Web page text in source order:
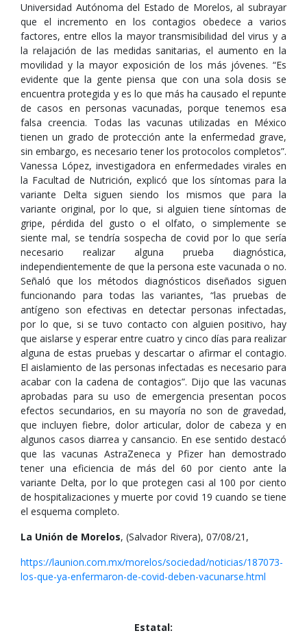
Universidad Autónoma del Estado de Morelos, al subrayar
que el incremento en los contagios obedece a varios
factores, entre ellos la mayor transmisibilidad del virus y a
la relajación de las medidas sanitarias, el aumento en la
movilidad y la mayor exposición de los más jóvenes. “Es
evidente que la gente piensa que con una sola dosis se
encuentra protegida y es lo que más ha causado el repunte
de casos en personas vacunadas, porque tenemos esa
falsa creencia. Todas las vacunas utilizadas en México
tienen un grado de protección ante la enfermedad grave,
sin embargo, es necesario tener los protocolos completos”.
Vanessa López, investigadora en enfermedades virales en
la Facultad de Nutrición, explicó que los síntomas para la
variante Delta siguen siendo los mismos que para la
variante original, por lo que, si alguien tiene síntomas de
gripe, pérdida del gusto o el olfato, o simplemente se
siente mal, se tendría sospecha de covid por lo que sería
necesario realizar alguna prueba diagnóstica,
independientemente de que la persona este vacunada o no.
Señaló que los métodos diagnósticos diseñados siguen
funcionando para todas las variantes, “las pruebas de
antígeno son efectivas en detectar personas infectadas,
por lo que, si se tuvo contacto con alguien positivo, hay
que aislarse y esperar entre cuatro y cinco días para realizar
alguna de estas pruebas y descartar o afirmar el contagio.
El aislamiento de las personas infectadas es necesario para
acabar con la cadena de contagios”. Dijo que las vacunas
aprobadas para su uso de emergencia presentan pocos
efectos secundarios, en su mayoría no son de gravedad,
que incluyen fiebre, dolor articular, dolor de cabeza y en
algunos casos diarrea y cansancio. En ese sentido destacó
que las vacunas AstraZeneca y Pfizer han demostrado
tener una eficiencia de más del 60 por ciento ante la
variante Delta, por lo que protegen casi al 100 por ciento
de hospitalizaciones y muerte por covid 19 cuando se tiene
el esquema completo.
La Unión de Morelos, (Salvador Rivera), 07/08/21,
https://launion.com.mx/morelos/sociedad/noticias/187073-
los-que-ya-enfermaron-de-covid-deben-vacunarse.html
Estatal: